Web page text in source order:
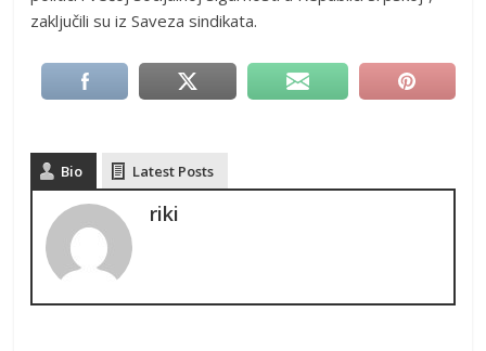
zaključili su iz Saveza sindikata.
Bio Latest Posts
riki